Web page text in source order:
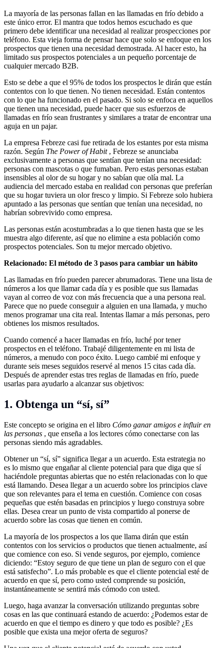
La mayoría de las personas fallan en las llamadas en frío debido a
este único error. El mantra que todos hemos escuchado es que
primero debe identificar una necesidad al realizar prospecciones por
teléfono. Esta vieja forma de pensar hace que solo se enfoque en los
prospectos que tienen una necesidad demostrada. Al hacer esto, ha
limitado sus prospectos potenciales a un pequeño porcentaje de
cualquier mercado B2B.
Esto se debe a que el 95% de todos los prospectos le dirán que están
contentos con lo que tienen. No tienen necesidad. Están contentos
con lo que ha funcionado en el pasado. Si solo se enfoca en aquellos
que tienen una necesidad, puede hacer que sus esfuerzos de
llamadas en frío sean frustrantes y similares a tratar de encontrar una
aguja en un pajar.
La empresa Febreze casi fue retirada de los estantes por esta misma
razón. Según The Power of Habit, Febreze se anunciaba
exclusivamente a personas que sentían que tenían una necesidad:
personas con mascotas o que fumaban. Pero estas personas estaban
insensibles al olor de su hogar y no sabían que olía mal. La
audiencia del mercado estaba en realidad con personas que preferían
que su hogar tuviera un olor fresco y limpio. Si Febreze solo hubiera
apuntado a las personas que sentían que tenían una necesidad, no
habrían sobrevivido como empresa.
Las personas están acostumbradas a lo que tienen hasta que se les
muestra algo diferente, así que no elimine a esta población como
prospectos potenciales. Son tu mejor mercado objetivo.
Relacionado: El método de 3 pasos para cambiar un hábito
Las llamadas en frío pueden parecer abrumadoras. Tiene una lista de
números a los que llamar cada día y es posible que sus llamadas
vayan al correo de voz con más frecuencia que a una persona real.
Parece que no puede conseguir a alguien en una llamada, y mucho
menos programar una cita real. Intentas llamar a más personas, pero
obtienes los mismos resultados.
Cuando comencé a hacer llamadas en frío, luché por tener
prospectos en el teléfono. Trabajé diligentemente en mi lista de
números, a menudo con poco éxito. Luego cambié mi enfoque y
durante seis meses seguidos reservé al menos 15 citas cada día.
Después de aprender estas tres reglas de llamadas en frío, puede
usarlas para ayudarlo a alcanzar sus objetivos:
1. Obtenga un “sí, sí”
Este concepto se origina en el libro Cómo ganar amigos e influir en
las personas , que enseña a los lectores cómo conectarse con las
personas siendo más agradables.
Obtener un “sí, sí” significa llegar a un acuerdo. Esta estrategia no
es lo mismo que engañar al cliente potencial para que diga que sí
haciéndole preguntas abiertas que no estén relacionadas con lo que
está llamando. Desea llegar a un acuerdo sobre los principios clave
que son relevantes para el tema en cuestión. Comience con cosas
pequeñas que estén basadas en principios y luego construya sobre
ellas. Desea crear un punto de vista compartido al ponerse de
acuerdo sobre las cosas que tienen en común.
La mayoría de los prospectos a los que llama dirán que están
contentos con los servicios o productos que tienen actualmente, así
que comience con eso. Si vende seguros, por ejemplo, comience
diciendo: “Estoy seguro de que tiene un plan de seguro con el que
está satisfecho”. Lo más probable es que el cliente potencial esté de
acuerdo en que sí, pero como usted comprende su posición,
instantáneamente se sentirá más cómodo con usted.
Luego, haga avanzar la conversación utilizando preguntas sobre
cosas en las que continuará estando de acuerdo: ¿Podemos estar de
acuerdo en que el tiempo es dinero y que todo es posible? ¿Es
posible que exista una mejor oferta de seguros?